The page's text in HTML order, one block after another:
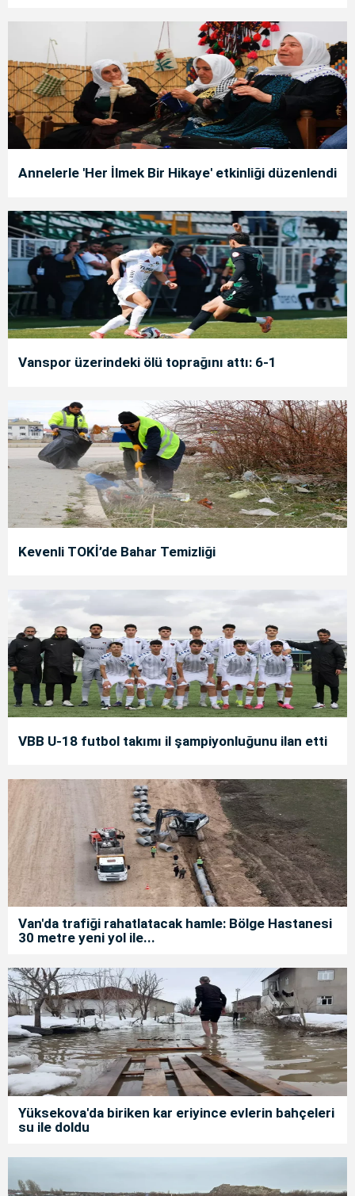
Annelerle 'Her İlmek Bir Hikaye' etkinliği düzenlendi
Vanspor üzerindeki ölü toprağını attı: 6-1
Kevenli TOKİ’de Bahar Temizliği
VBB U-18 futbol takımı il şampiyonluğunu ilan etti
Van'da trafiği rahatlatacak hamle: Bölge Hastanesi
30 metre yeni yol ile...
Yüksekova'da biriken kar eriyince evlerin bahçeleri
su ile doldu